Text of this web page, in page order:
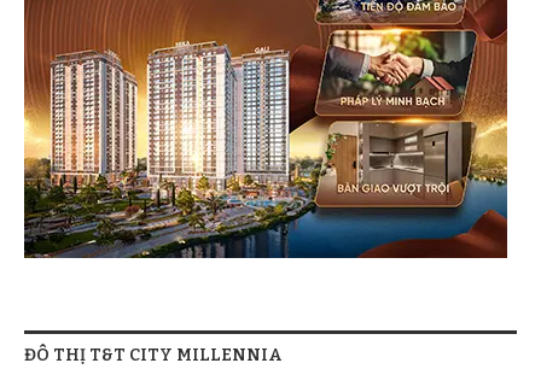
ĐÔ THỊ T&T CITY MILLENNIA